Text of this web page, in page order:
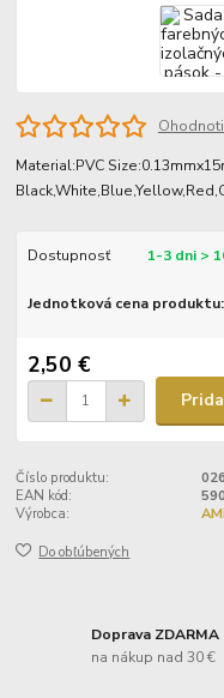
Material:PVC
Dostupnosť 1-3 dni >
Jednotková cena produktu:
2,50 €
Číslo produktu:
EAN kód:
Výrobca:
Do obľúbených
Doprava ZDARMA
na nákup nad 30 €